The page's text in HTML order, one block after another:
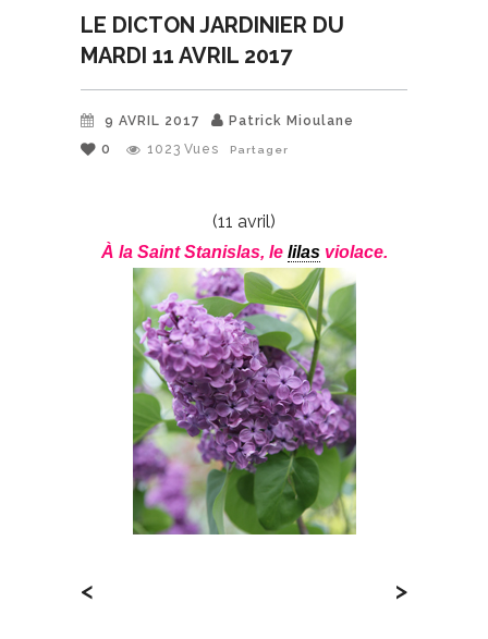
LE DICTON JARDINIER DU
MARDI 11 AVRIL 2017
9 AVRIL 2017
Patrick Mioulane
0
1023 Vues Partager
(11 avril)
À la Saint Stanislas, le lilasviolace.
< >